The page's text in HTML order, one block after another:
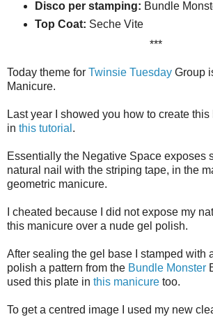
Disco per stamping: Bundle
Top Coat: Seche Vite
***
Today theme for Twinsie Tuesday Group
Manicure.
Last year I showed you how to create
in this tutorial .
Essentially the Negative Space exposes
natural nail with the striping tape, in the
geometric manicure.
I cheated because I did not expose my
this manicure over a nude gel polish.
After sealing the gel base I stamped with
polish a pattern from the Bundle Monster
used this plate in this manicure too.
To get a centred image I used my new